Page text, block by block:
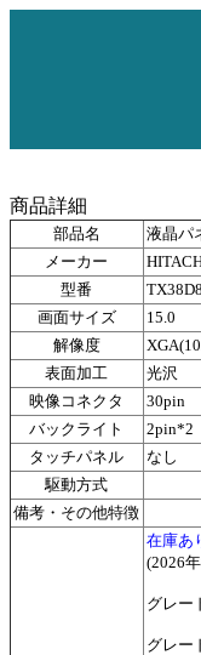
商品詳細
部品名
液晶パ
メーカー
型番
画面サイズ
15.0
解像度
表面加工
光沢
映像コネクタ
30pin
バックライト
2pin*2
タッチパネル
なし
駆動方式
備考・その他特徴
在庫あ
(2026
グレー
グレー